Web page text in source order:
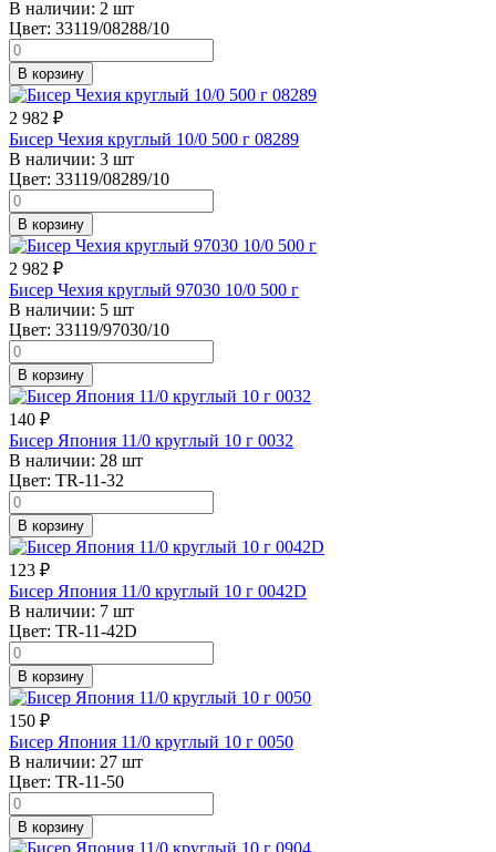
В наличии: 2 шт
Цвет: 33119/08288/10
В корзину
2 982 ₽
Бисер Чехия круглый 10/0 500 г 08289
В наличии: 3 шт
Цвет: 33119/08289/10
В корзину
2 982 ₽
Бисер Чехия круглый 97030 10/0 500 г
В наличии: 5 шт
Цвет: 33119/97030/10
В корзину
140 ₽
Бисер Япония 11/0 круглый 10 г 0032
В наличии: 28 шт
Цвет: TR-11-32
В корзину
123 ₽
Бисер Япония 11/0 круглый 10 г 0042D
В наличии: 7 шт
Цвет: TR-11-42D
В корзину
150 ₽
Бисер Япония 11/0 круглый 10 г 0050
В наличии: 27 шт
Цвет: TR-11-50
В корзину